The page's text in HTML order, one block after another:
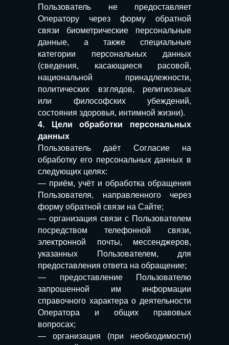
Пользователь не предоставляет
Оператору через форму обратной
связи биометрические персональные
данные, а также специальные
категории персональных данных
(сведения, касающиеся расовой,
национальной принадлежности,
политических взглядов, религиозных
или философских убеждений,
состояния здоровья, интимной жизни).
4. Цели обработки персональных
данных
Пользователь даёт Согласие на
обработку его персональных данных в
следующих целях:
— приём, учёт и обработка обращения
Пользователя, направленного через
форму обратной связи на Сайте;
— организация связи с Пользователем
посредством телефонной связи,
электронной почты, мессенджеров,
указанных Пользователем, для
предоставления ответа на обращение;
— предоставление Пользователю
запрошенной им информации
справочного характера о деятельности
Оператора и общих правовых
вопросах;
— организация (при необходимости)